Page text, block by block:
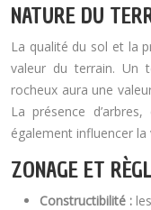
NATURE DU
La qualité du sol et la
valeur du terrain. Un
rocheux aura une
La présence
également influencer la
ZONAGE ET
Constructibilité :